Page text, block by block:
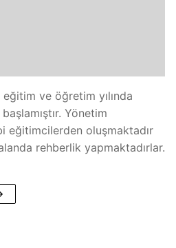
eğitim ve öğretim yılında
Yönetim
eğitimcilerden oluşmaktadır
rehberlik yapmaktadırlar.